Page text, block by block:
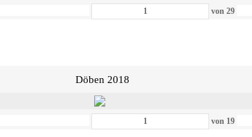
von29
Döben 2018
von 19